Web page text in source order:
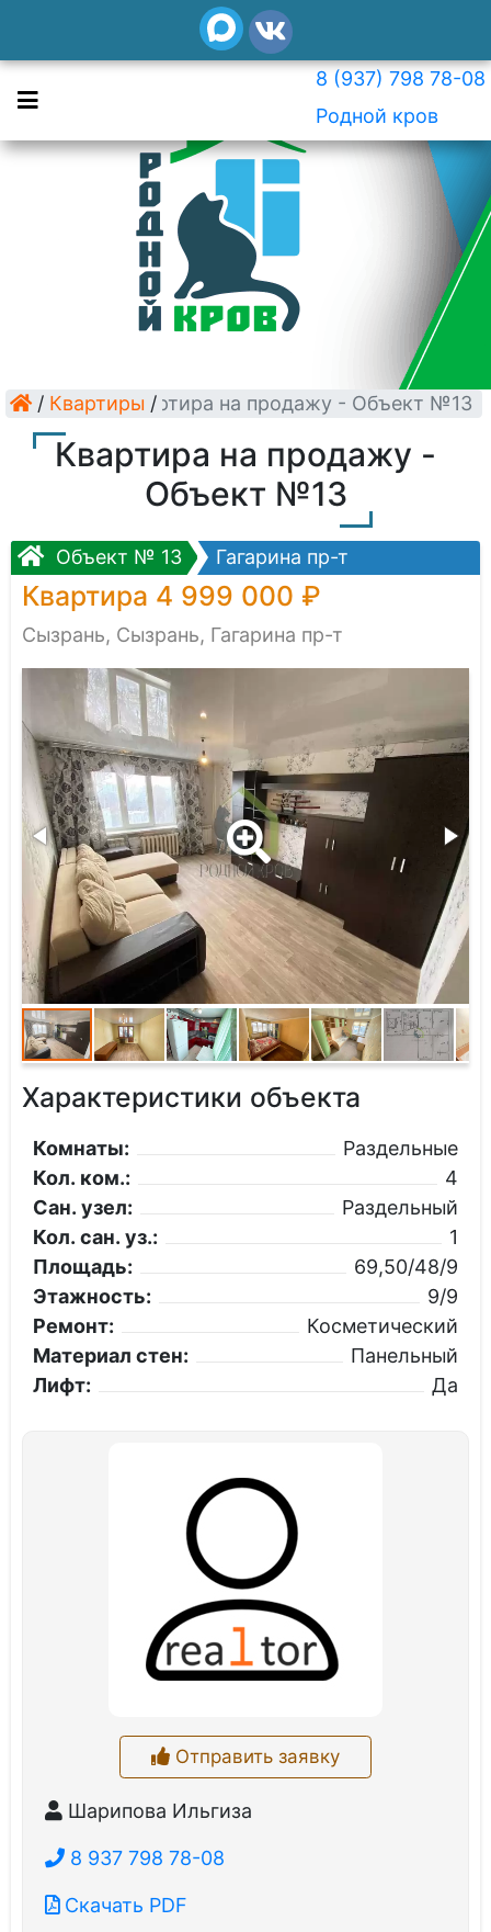
8 (937) 798 78-08
Родной кров
/ Квартиры /
Квартира на продажу - Объект №13
Квартира на продажу -
Объект №13
Объект № 13 Гагарина пр-т
Квартира 4 999 000 ₽
Сызрань, Сызрань, Гагарина пр-т
Характеристики объекта
Комнаты:
Раздельные
Кол. ком.:
4
Сан. узел:
Раздельный
Кол. сан. уз.:
1
Площадь:
69,50/48/9
Этажность:
9/9
Ремонт:
Косметический
Материал стен:
Панельный
Лифт:
Да
Отправить заявку
Шарипова Ильгиза
8 937 798 78-08
Скачать PDF